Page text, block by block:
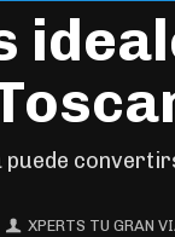
puede
XPERTS TU GRAN